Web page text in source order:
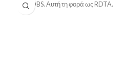
την OBS. Αυτή τη φορά ως RDTA.